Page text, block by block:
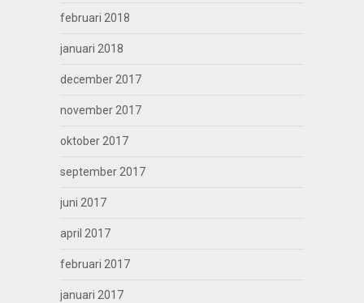
februari 2018
januari 2018
december 2017
november 2017
oktober 2017
september 2017
juni 2017
april 2017
februari 2017
januari 2017